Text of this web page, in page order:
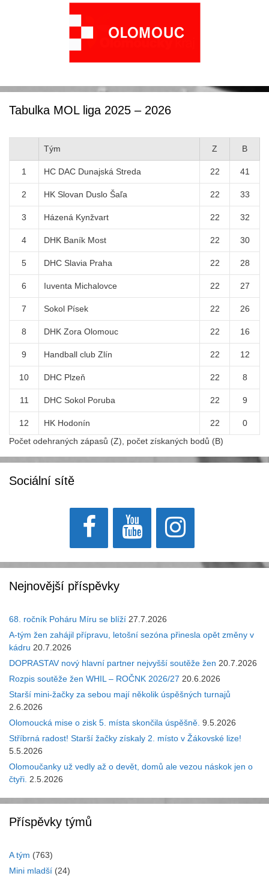
Tabulka MOL liga 2025 – 2026
Tým Z B
1 HC DAC Dunajská Streda 22 41
2 HK Slovan Duslo Šaľa 22 33
3 Házená Kynžvart 22 32
4 DHK Baník Most 22 30
5 DHC Slavia Praha 22 28
6 Iuventa Michalovce 22 27
7 Sokol Písek 22 26
8 DHK Zora Olomouc 22 16
9 Handball club Zlín 22 12
10 DHC Plzeň 22 8
11 DHC Sokol Poruba 22 9
12 HK Hodonín 22
0
Počet odehraných zápasů (Z), počet získaných bodů (B)
Sociální sítě
Nejnovější příspěvky
68. ročník Poháru Míru se blíží 27.7.2026
A-tým žen zahájil přípravu, letošní sezóna přinesla opět změny v
kádru 20.7.2026
DOPRASTAV nový hlavní partner nejvyšší soutěže žen 20.7.2026
Rozpis soutěže žen WHIL – ROČNK 2026/27 20.6.2026
Starší mini-žačky za sebou mají několik úspěšných turnajů
2.6.2026
Olomoucká mise o zisk 5. místa skončila úspěšně. 9.5.2026
Stříbrná radost! Starší žačky získaly 2. místo v Žákovské lize!
5.5.2026
Olomoučanky už vedly až o devět, domů ale vezou náskok jen o
čtyři. 2.5.2026
Příspěvky týmů
A tým (763)
Mini mladší (24)